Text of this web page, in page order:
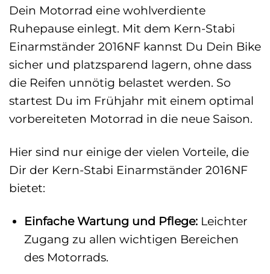
Dein Motorrad eine wohlverdiente
Ruhepause einlegt. Mit dem Kern-Stabi
Einarmständer 2016NF kannst Du Dein Bike
sicher und platzsparend lagern, ohne dass
die Reifen unnötig belastet werden. So
startest Du im Frühjahr mit einem optimal
vorbereiteten Motorrad in die neue Saison.
Hier sind nur einige der vielen Vorteile, die
Dir der Kern-Stabi Einarmständer 2016NF
bietet:
Einfache Wartung und Pflege:Leichter
Zugang zu allen wichtigen Bereichen
des Motorrads.